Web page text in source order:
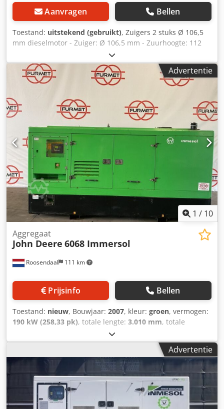
Aanvragen Bellen
Toestand: uitstekend (gebruikt), Zuigers 2 stuks Ø 106,5
mm dieselmotor - Zuiger: Ø 106,5 mm - Zuurhoogte: 112
mm - Zuigerpen: Ø 41,278 mm - Complete prijs: 2 stuks -
Gewicht: 1,4 kg/stuk Djdob A S D Aspfx Adrekr
Advertentie
1 / 10
Roosendaal 111 km
Aggregaat
John Deere 6068 Immersol
Prijsinfo Bellen
Toestand: nieuw, Bouwjaar: 2007, kleur: groen, vermogen:
190 kW (258,33 pk), totale lengte: 3.010 mm, totale
, totale hoogte:
gewicht: 15.400 kg Dedpfxsy Snxle Adrekr
Generatorvermogen: 180 kVA Electrical output in KVA: 180
KVA Approx. weight in kg: 15400kg
Advertentie